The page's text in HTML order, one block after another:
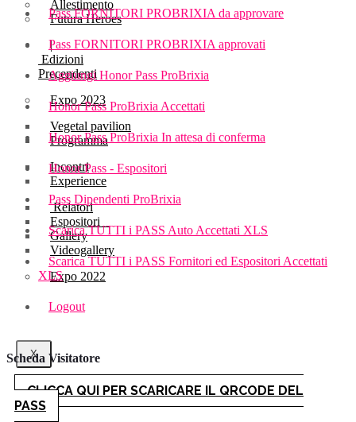
Allestimento
Futura Heroes
|
Edizioni
Precendenti
Expo 2023
Vegetal pavilion
Programma
Incontri
Experience
Relatori
Espositori
Gallery
Videogallery
Expo 2022
X
Pass FORNITORI PROBRIXIA da approvare
Pass FORNITORI PROBRIXIA approvati
Aggiungi Honor Pass ProBrixia
Honor Pass ProBrixia Accettati
Honor Pass ProBrixia In attesa di conferma
Honor Pass - Espositori
Pass Dipendenti ProBrixia
Scarica TUTTI i PASS Auto Accettati XLS
Scarica TUTTI i PASS Fornitori ed Espositori Accettati
XLS
Logout
Scheda Visitatore
CLICCA QUI PER SCARICARE IL QRCODE DEL
PASS